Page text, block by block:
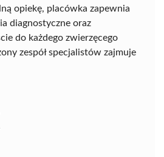
opiekę, placówka zapewnia
diagnostyczne oraz
do każdego zwierzęcego
zespół specjalistów zajmuje